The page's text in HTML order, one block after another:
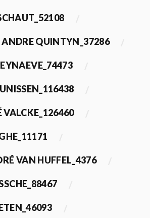
ANDRE QUINTYN_37286
VALCKE_126460
VAN HUFFEL_4376